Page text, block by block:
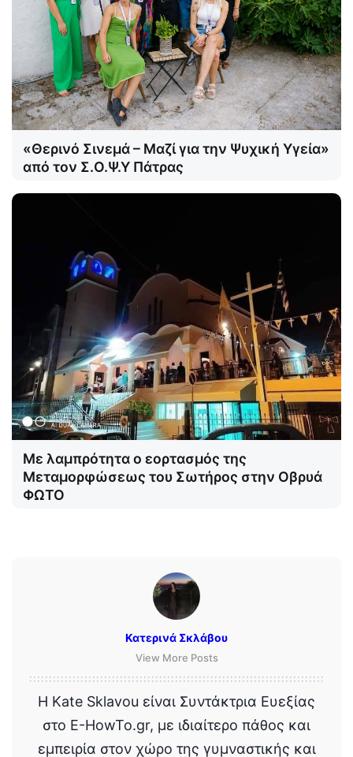
«Θερινό Σινεμά – Μαζί για την Ψυχική Υγεία»
από τον Σ.Ο.Ψ.Υ Πάτρας
Με λαμπρότητα ο εορτασμός της
Μεταμορφώσεως του Σωτήρος στην Οβρυά
ΦΩΤΟ
Κατερινά Σκλάβου
View More Posts
Η Kate Sklavou είναι Συντάκτρια Ευεξίας
στο E-HowTo.gr, με ιδιαίτερο πάθος και
εμπειρία στον χώρο της γυμναστικής και